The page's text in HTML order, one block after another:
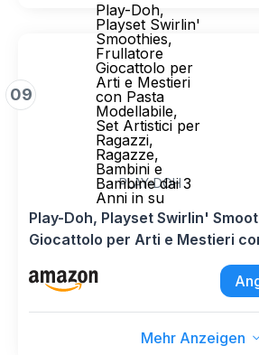
09
Play-Doh,
Playset Swirlin'
Smoothies,
Frullatore
Giocattolo per
Arti e Mestieri
con Pasta
Modellabile,
Set Artistici per
Ragazzi,
Ragazze,
Bambini e
Bambine dai 3
Anni in su
PLAY-DOH
Play-Doh, Playset Swirlin'
Giocattolo per Arti e Mestieri
Modellabile, Set Artistici per
Bambini e Bambine dai 3 Anni in
Mehr Anzeigen